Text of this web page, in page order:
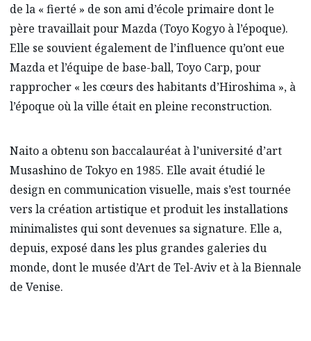
de la « fierté » de son ami d’école primaire dont le
père travaillait pour Mazda (Toyo Kogyo à l’époque).
Elle se souvient également de l’influence qu’ont eue
Mazda et l’équipe de base-ball, Toyo Carp, pour
rapprocher « les cœurs des habitants d’Hiroshima », à
l’époque où la ville était en pleine reconstruction.
Naito a obtenu son baccalauréat à l’université d’art
Musashino de Tokyo en 1985. Elle avait étudié le
design en communication visuelle, mais s’est tournée
vers la création artistique et produit les installations
minimalistes qui sont devenues sa signature. Elle a,
depuis, exposé dans les plus grandes galeries du
monde, dont le musée d’Art de Tel-Aviv et à la Biennale
de Venise.